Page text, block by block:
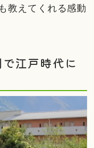
教えてくれる感動
江戸時代に